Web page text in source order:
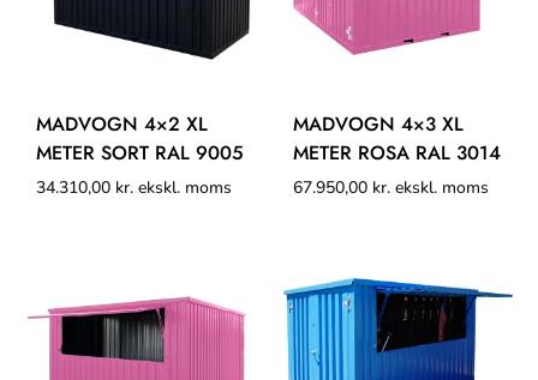
MADVOGN 4×2 XL
METER SORT RAL 9005
34.310,00 kr. ekskl. moms
MADVOGN 4×3 XL
METER ROSA RAL 3014
67.950,00 kr. ekskl. moms